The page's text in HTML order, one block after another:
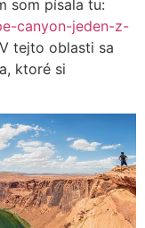
som písala tu:
canyon-jeden-z-
tejto oblasti sa
ktoré si